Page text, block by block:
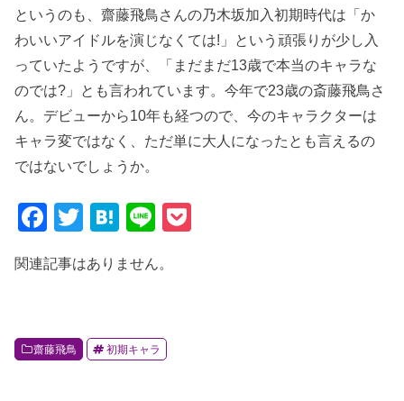
というのも、齋藤飛鳥さんの乃木坂加入初期時代は「か
わいいアイドルを演じなくては!」という頑張りが少し入
っていたようですが、「まだまだ13歳で本当のキャラな
のでは?」とも言われています。今年で23歳の斎藤飛鳥さ
ん。デビューから10年も経つので、今のキャラクターは
キャラ変ではなく、ただ単に大人になったとも言えるの
ではないでしょうか。
F
c
b
o
T
tt
H
e
a
Li
e
関連記事はありません。
齋藤飛鳥 初期キャラ